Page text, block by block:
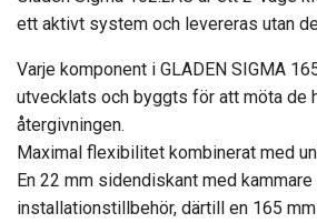
ett aktivt system och levereras utan
Varje komponent i GLADEN SIGMA
utvecklats och byggts för att möta de
återgivningen.
Maximal flexibilitet kombinerat med
En 22 mm sidendiskant med
installationstillbehör, därtill en 165